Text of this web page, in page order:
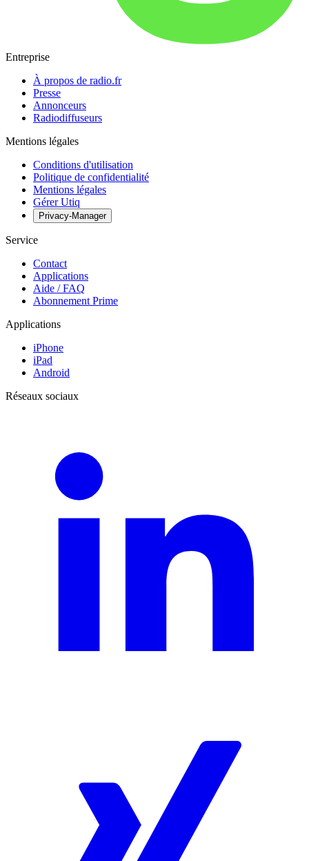
Entreprise
À propos de radio.fr
Presse
Annonceurs
Radiodiffuseurs
Mentions légales
Conditions d'utilisation
Politique de confidentialité
Mentions légales
Gérer Utiq
Privacy-Manager
Service
Contact
Applications
Aide / FAQ
Abonnement Prime
Applications
iPhone
iPad
Android
Réseaux sociaux